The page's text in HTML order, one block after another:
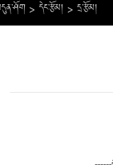
> དེང་རྩོམ། > དྲ་རྩོམ།
------